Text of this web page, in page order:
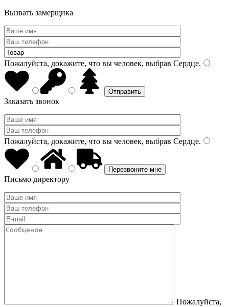
Вызвать замерщика
Пожалуйста, докажите, что вы человек, выбрав Сердце.
Заказать звонок
Пожалуйста, докажите, что вы человек, выбрав Сердце.
Письмо директору
Пожалуйста,